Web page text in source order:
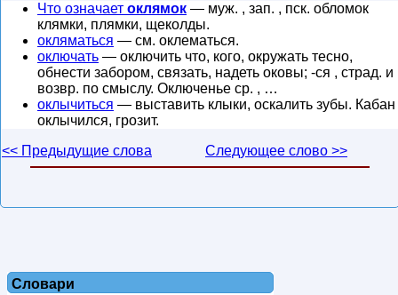
Что означает оклямок — муж. , зап. , пск. обломок
клямки, плямки, щеколды.
окляматься — см. оклематься.
оключать — оключить что, кого, окружать тесно,
обнести забором, связать, надеть оковы; -ся , страд. и
возвр. по смыслу. Оключенье ср. , …
оклычиться — выставить клыки, оскалить зубы. Кабан
оклычился, грозит.
<< Предыдущие слова
Следующее слово >>
Словари